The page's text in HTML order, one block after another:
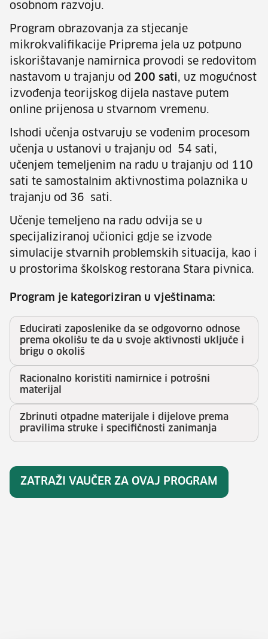
osobnom razvoju.
Program obrazovanja za stjecanje
mikrokvalifikacije Priprema jela uz potpuno
iskorištavanje namirnica provodi se redovitom
nastavom u trajanju od 200 sati, uz mogućnost
izvođenja teorijskog dijela nastave putem
online prijenosa u stvarnom vremenu.
Ishodi učenja ostvaruju se vođenim procesom
učenja u ustanovi u trajanju od 54 sati,
učenjem temeljenim na radu u trajanju od 110
sati te samostalnim aktivnostima polaznika u
trajanju od 36 sati.
Učenje temeljeno na radu odvija se u
specijaliziranoj učionici gdje se izvode
simulacije stvarnih problemskih situacija, kao i
u prostorima školskog restorana Stara pivnica.
Program je kategoriziran u vještinama:
Educirati zaposlenike da se odgovorno odnose
prema okolišu te da u svoje aktivnosti uključe i
brigu o okoliš
Racionalno koristiti namirnice i potrošni
materijal
Zbrinuti otpadne materijale i dijelove prema
pravilima struke i specifičnosti zanimanja
ZATRAŽI VAUČER ZA OVAJ PROGRAM